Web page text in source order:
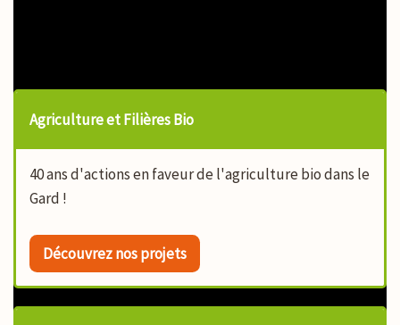
Agriculture et Filières Bio
40 ans d'actions en faveur de l'agriculture bio dans le
Gard !
Découvrez nos projets